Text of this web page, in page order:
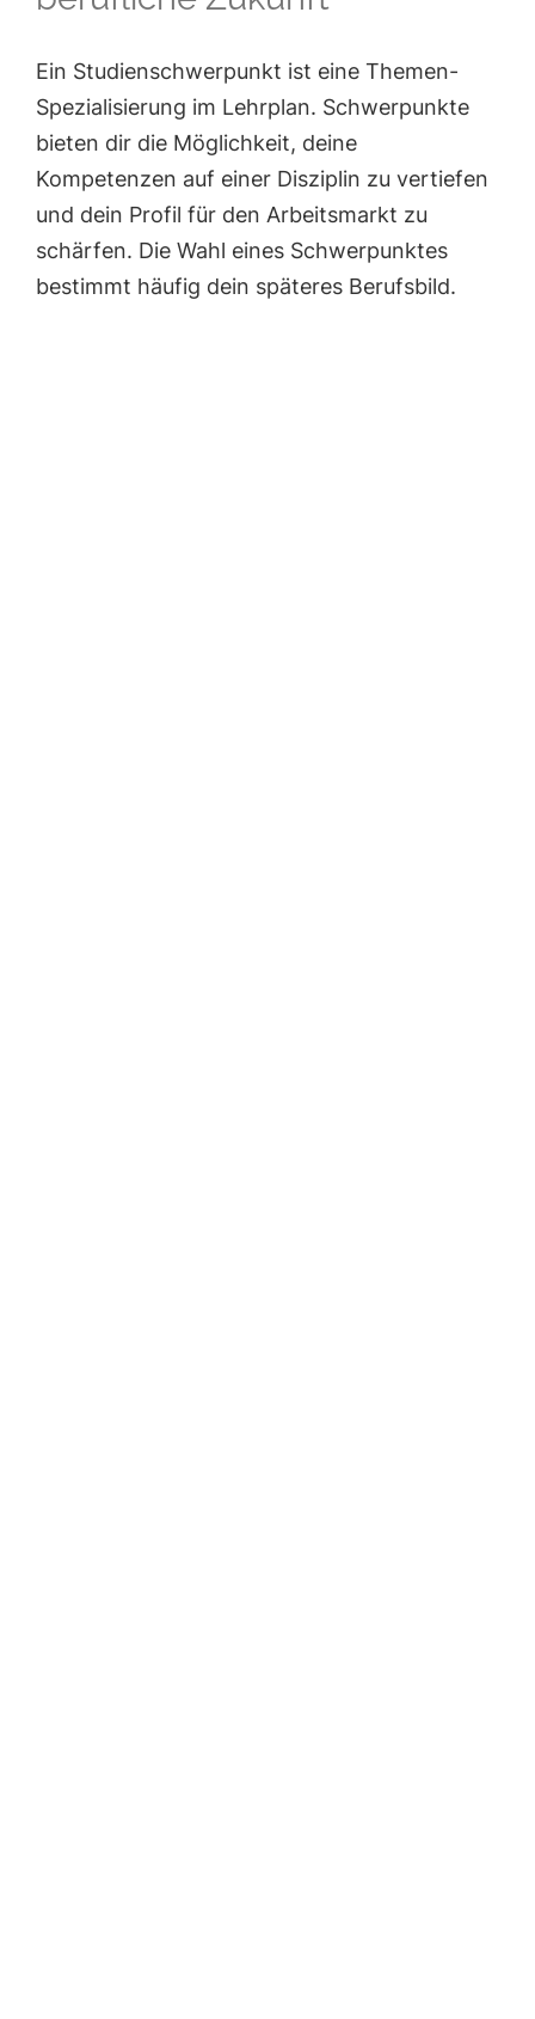
Ein Studienschwerpunkt ist eine Themen-
Spezialisierung im Lehrplan. Schwerpunkte
bieten dir die Möglichkeit, deine
Kompetenzen auf einer Disziplin zu vertiefen
und dein Profil für den Arbeitsmarkt zu
schärfen. Die Wahl eines Schwerpunktes
bestimmt häufig dein späteres Berufsbild.